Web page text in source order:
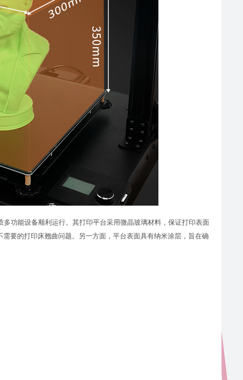
功能设备顺利运行。其打印平台采用微晶玻璃材料，保证打印表面
要的打印床翘曲问题。另一方面，平台表面具有纳米涂层，旨在确